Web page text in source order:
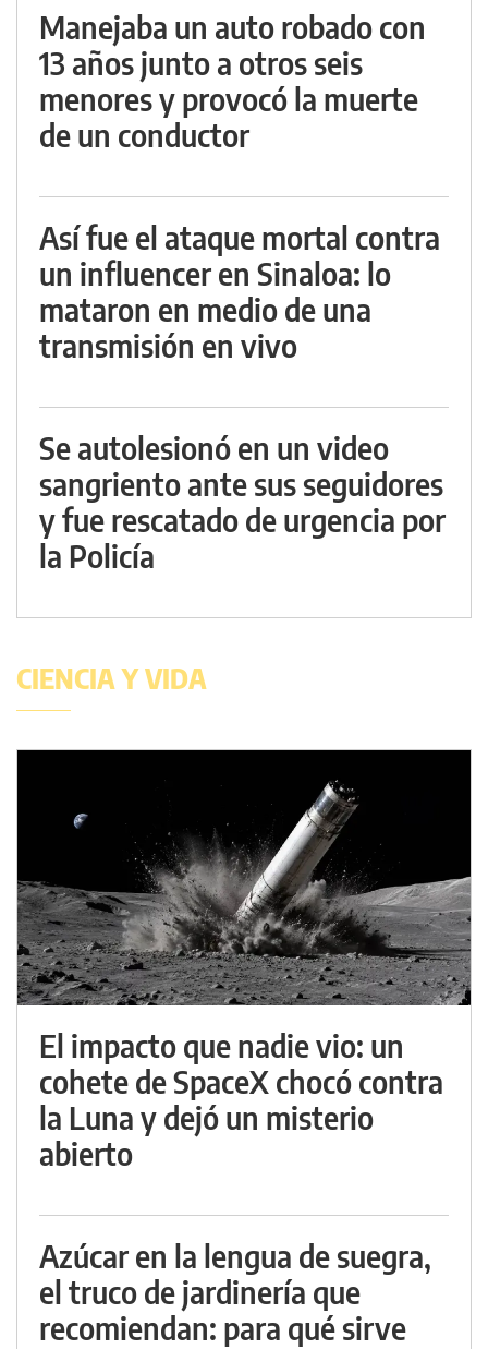
Manejaba un auto robado con
13 años junto a otros seis
menores y provocó la muerte
de un conductor
Así fue el ataque mortal contra
un influencer en Sinaloa: lo
mataron en medio de una
transmisión en vivo
Se autolesionó en un video
sangriento ante sus seguidores
y fue rescatado de urgencia por
la Policía
CIENCIA Y VIDA
El impacto que nadie vio: un
cohete de SpaceX chocó contra
la Luna y dejó un misterio
abierto
Azúcar en la lengua de suegra,
el truco de jardinería que
recomiendan: para qué sirve